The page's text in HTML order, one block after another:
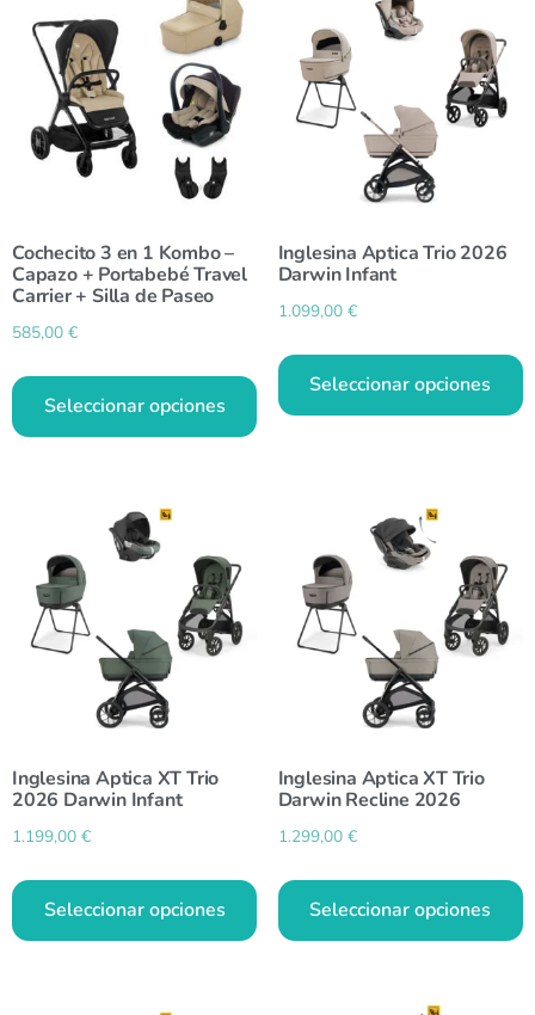
Cochecito 3 en 1 Kombo –
Capazo + Portabebé Travel
Carrier + Silla de Paseo
585,00 €
Seleccionar opciones
Inglesina Aptica Trio 2026
Darwin Infant
1.099,00 €
Seleccionar opciones
Inglesina Aptica XT Trio
2026 Darwin Infant
1.199,00 €
Seleccionar opciones
Inglesina Aptica XT Trio
Darwin Recline 2026
1.299,00 €
Seleccionar opciones